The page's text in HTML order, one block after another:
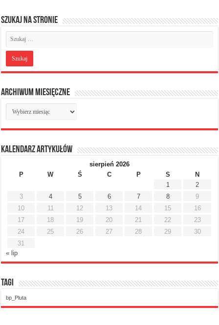
Szukaj na stronie
Archiwum miesięczne
Archiwum
miesięczne
Kalendarz artykułów
sierpień 2026
P
W Ś C P S
N
1
2
3
4 5 6 7 8
9
10
11 12 13 14 15
16
17
18 19 20 21 22
23
24
25 26 27 28 29
30
31
« lip
Tagi
bp_Pluta